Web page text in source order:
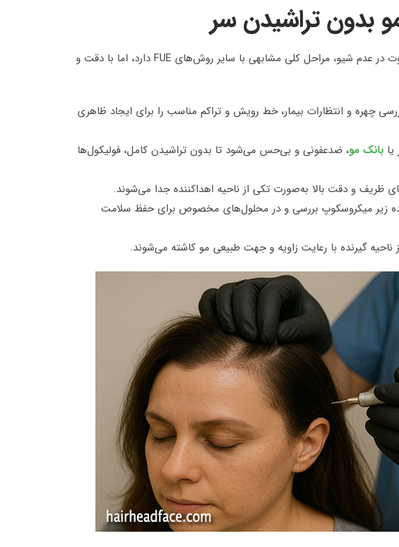
بدون تراشیدن سر
روند کاشت مو بدون تراشیدن سر، با وجود تفاوت در عدم شیو، مراحل کلی مشابهی با سایر روش‌های FUE دارد، اما با دقت و
چهره و انتظارات بیمار، خط رویش و تراکم مناسب را برای ایجاد ظاهری
بانک مو، ضدعفونی و بی‌حس می‌شود تا بدون تراشیدن کامل، فولیکول‌ها
ظریف و دقت بالا به‌صورت تکی از ناحیه اهداکننده جدا می‌شوند.
زیر میکروسکوپ بررسی و در محلول‌های مخصوص برای حفظ سلامت
ناحیه گیرنده با رعایت زاویه و جهت طبیعی مو کاشته می‌شوند.